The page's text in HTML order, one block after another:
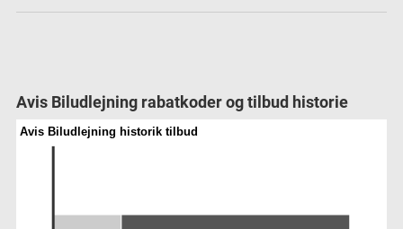
Avis Biludlejning rabatkoder og tilbud historie
Avis Biludlejning historik tilbud